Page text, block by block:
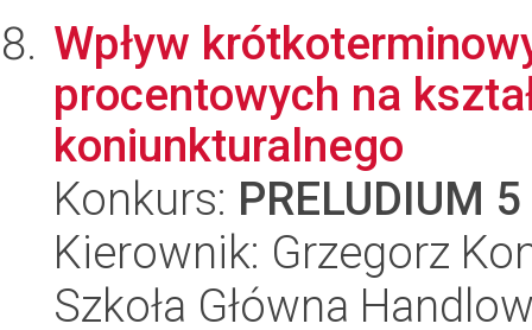
Wpływ
procentowych na
koniunkturalnego
Konkurs: PRELUDIUM 5
Kierownik: Grzegorz
Szkoła Główna